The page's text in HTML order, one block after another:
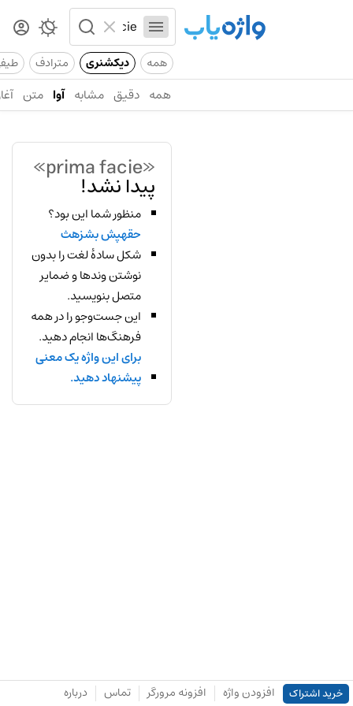
همه دیکشنری مترادف
همه دقیق مشابه آوا متن
«prima facie»
پیدا نشد!
منظور شما این بود؟
حقهپش بشزهث
شکل سادهٔ لغت را بدون
نوشتن وندها و ضمایر
متصل بنویسید.
این جست‌وجو را در همه
فرهنگ‌ها انجام دهید.
برای این واژه یک معنی
پیشنهاد دهید.
خرید اشتراک افزودن واژه افزونه مرورگر تماس درباره